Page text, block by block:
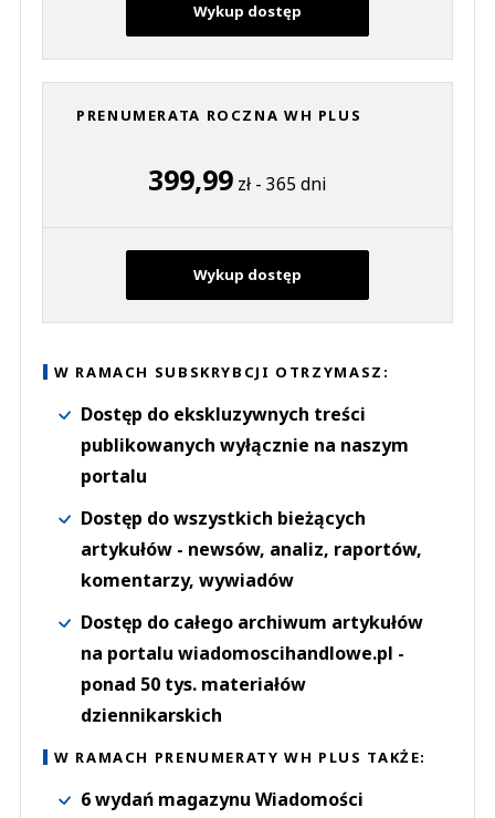
Wykup dostęp
PRENUMERATA ROCZNA WH PLUS
399,99zł - 365 dni
Wykup dostęp
W RAMACH SUBSKRYBCJI OTRZYMASZ:
Dostęp do ekskluzywnych treści
publikowanych wyłącznie na naszym
portalu
Dostęp do wszystkich bieżących
artykułów - newsów, analiz, raportów,
komentarzy, wywiadów
Dostęp do całego archiwum artykułów
na portalu wiadomoscihandlowe.pl -
ponad 50 tys. materiałów
dziennikarskich
W RAMACH PRENUMERATY WH PLUS TAKŻE:
6 wydań magazynu Wiadomości